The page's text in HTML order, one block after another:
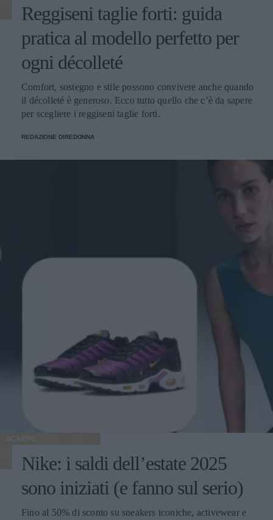
Reggiseni taglie forti: guida
pratica al modello perfetto per
ogni décolleté
Comfort, sostegno e stile possono convivere anche quando
il décolleté è generoso. Ecco tutto quello che c’è da sapere
per scegliere i reggiseni taglie forti.
REDAZIONE DIREDONNA
SCARPE
Nike: i saldi dell’estate 2025
sono iniziati (e fanno sul serio)
Fino al 50% di sconto su sneakers iconiche, activewear e